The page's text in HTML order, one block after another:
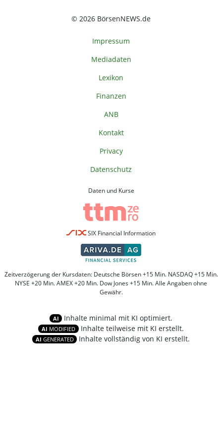
© 2026 BörsenNEWS.de
Impressum
Mediadaten
Lexikon
Finanzen
ANB
Kontakt
Privacy
Datenschutz
Daten und Kurse
SIX Financial Information
Zeitverzögerung der Kursdaten: Deutsche Börsen +15 Min. NASDAQ +15 Min.
NYSE +20 Min. AMEX +20 Min. Dow Jones +15 Min. Alle Angaben ohne
Gewähr.
AI Inhalte minimal mit KI optimiert.
AI MODIFIED Inhalte teilweise mit KI erstellt.
AI GENERATED Inhalte vollständig von KI erstellt.